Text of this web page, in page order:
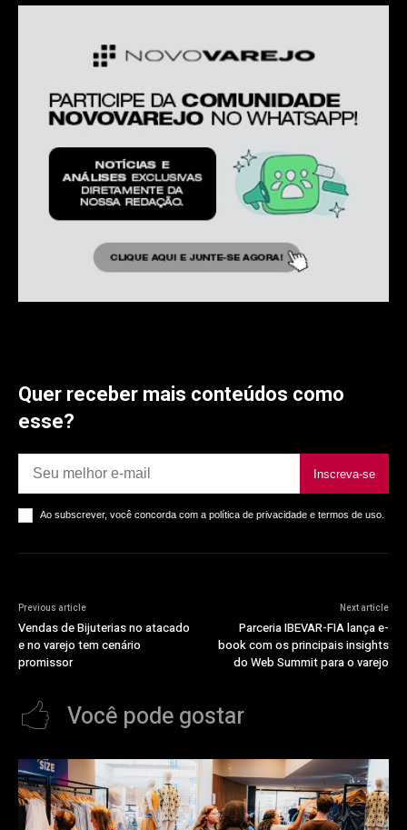
Quer receber mais conteúdos como
esse?
Inscreva-se
Ao subscrever, você concorda com a política de privacidade e termos de uso.
Previous article
Vendas de Bijuterias no atacado
e no varejo tem cenário
promissor
Next article
Parceria IBEVAR-FIA lança e-
book com os principais insights
do Web Summit para o varejo
Você pode gostar